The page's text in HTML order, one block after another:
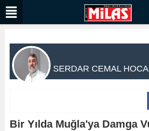
SERDAR CEMAL HOCA
Bir Yılda Muğla'ya Damga